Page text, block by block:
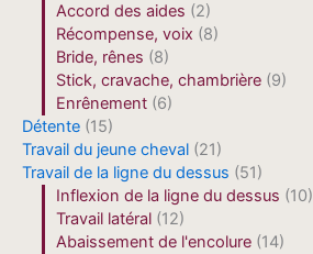
Accord des aides (2)
Récompense, voix (8)
Bride, rênes (8)
Stick, cravache, chambrière (9)
Enrênement (6)
Détente (15)
Travail du jeune cheval (21)
Travail de la ligne du dessus (51)
Inflexion de la ligne du dessus (10)
Travail latéral (12)
Abaissement de l'encolure (14)